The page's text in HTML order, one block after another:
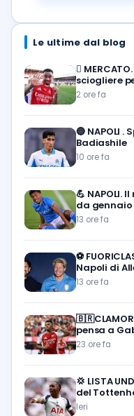
Le ultime dal blog
🪎
sciogliere
2 ore fa
🔵 NAPOLI .
Badiashile
10 ore fa
💪 NAPOLI.
da gennaio
13 ore fa
⚽️
Napoli di
13 ore fa
pensa a
23 ore fa
💢 LISTA
del
Ieri